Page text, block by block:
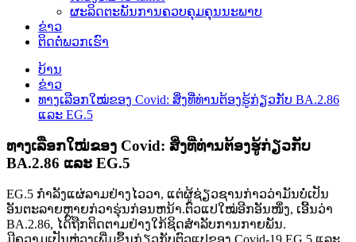
ຜະລິດຕະພັນການຄວບຄຸມຄຸນນະພາບ
ຂ່າວ
ຕິດ​ຕໍ່​ພວກ​ເຮົາ
ບ້ານ
ຂ່າວ
ທາງເລືອກໃໝ່ຂອງ Covid: ສິ່ງທີ່ທ່ານຕ້ອງຮູ້ກ່ຽວກັບ BA.2.86
ແລະ EG.5
ທາງເລືອກໃໝ່ຂອງ Covid: ສິ່ງທີ່ທ່ານຕ້ອງຮູ້ກ່ຽວກັບ
BA.2.86 ແລະ EG.5
EG.5 ກໍາລັງແຜ່ລາມຢ່າງໄວວາ, ແຕ່ຜູ້ຊ່ຽວຊານກ່າວວ່າມັນບໍ່ເປັນ
ອັນຕະລາຍຫຼາຍກ່ວາຮຸ່ນກ່ອນຫນ້າ.ຕົວແປໃໝ່ອີກອັນໜຶ່ງ, ເອີ້ນວ່າ
BA.2.86, ໄດ້ຖືກຕິດຕາມຢ່າງໃກ້ຊິດສຳລັບການກາຍພັນ.